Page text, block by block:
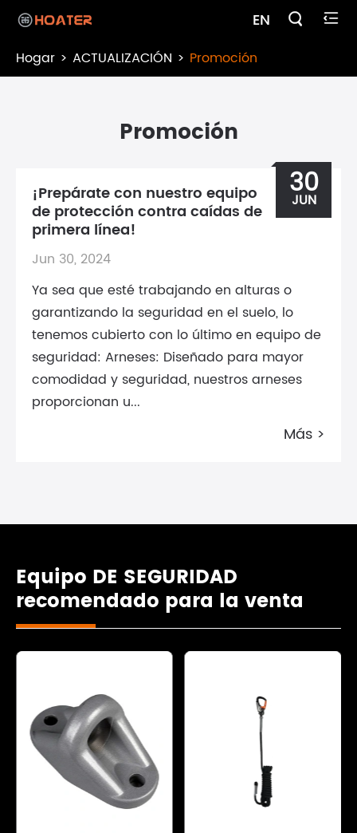
EN  
Hogar ACTUALIZACIÓN Promoción
Promoción
30
JUN
¡Prepárate con nuestro equipo
de protección contra caídas de
primera línea!
Jun 30, 2024
Ya sea que esté trabajando en alturas o
garantizando la seguridad en el suelo, lo
tenemos cubierto con lo último en equipo de
seguridad: Arneses: Diseñado para mayor
comodidad y seguridad, nuestros arneses
proporcionan u...
Más >
Equipo DE SEGURIDAD
recomendado para la venta